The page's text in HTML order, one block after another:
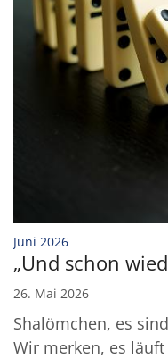
Juni 2026:
„Und schon
26. Mai 2026
Shalömchen, es
Wir merken, es